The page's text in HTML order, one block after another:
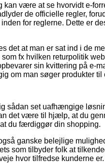
kan være at se hvorvidt e-
de officielle regler,
for reglerne. Dette er
det at man er sat ind i de
fx hvilken returpolitik
sin kvittering på e-
om man søger produkter til
sådan set uafhængige
det være til hjælp, at du
du færdiggør din shopping.
ganske belejlige
som tilbyder folk at
hvor tilfredse kunderne er.